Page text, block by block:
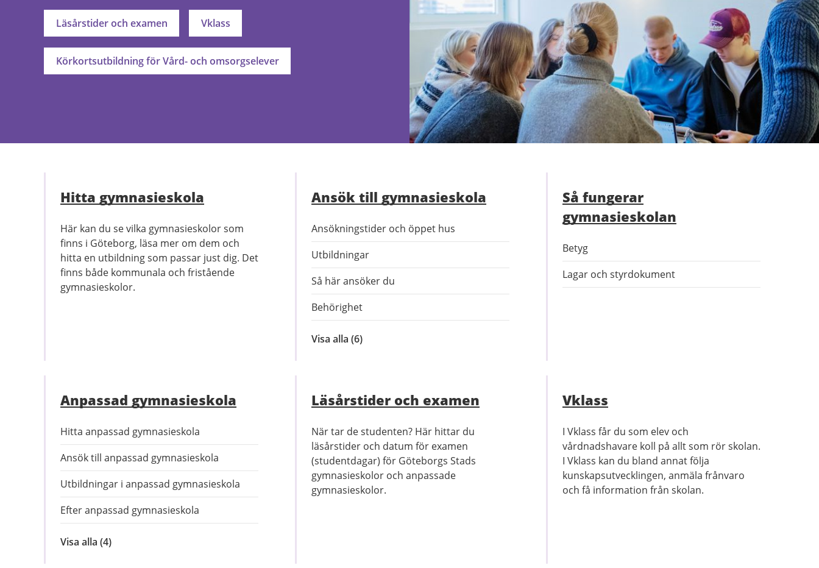
Läsårstider och examen Vklass
Körkortsutbildning för Vård- och omsorgselever
Hitta gymnasieskola
Här kan du se vilka gymnasieskolor som
finns i Göteborg, läsa mer om dem och
hitta en utbildning som passar just dig. Det
finns både kommunala och fristående
gymnasieskolor.
Ansök till gymnasieskola
Ansökningstider och öppet hus
Utbildningar
Så här ansöker du
Behörighet
Visa alla inom
(6)
Så fungerar
gymnasieskolan
Betyg
Lagar och styrdokument
Anpassad gymnasieskola
Hitta anpassad gymnasieskola
Ansök till anpassad gymnasieskola
Utbildningar i anpassad gymnasieskola
Efter anpassad gymnasieskola
Visa alla inom
(4)
Läsårstider och examen
När tar de studenten? Här hittar du
läsårstider och datum för examen
(studentdagar) för Göteborgs Stads
gymnasieskolor och anpassade
gymnasieskolor.
Vklass
I Vklass får du som elev och
vårdnadshavare koll på allt som rör skolan.
I Vklass kan du bland annat följa
kunskapsutvecklingen, anmäla frånvaro
och få information från skolan.